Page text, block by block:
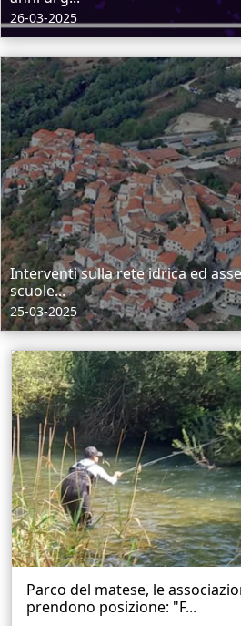
26-03-2025
Interventi sulla rete idrica ed
scuole...
25-03-2025
Parco del matese, le
prendono posizione: "F...